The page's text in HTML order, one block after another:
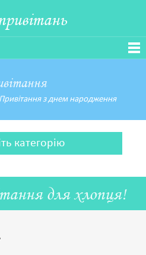
Привітання з днем народження
категорію
для хлопця!